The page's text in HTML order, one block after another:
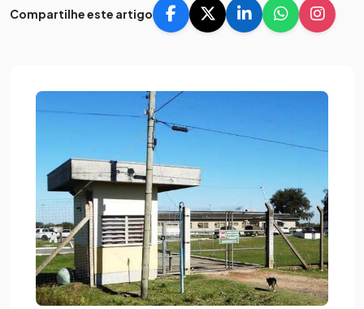
Compartilhe este artigo